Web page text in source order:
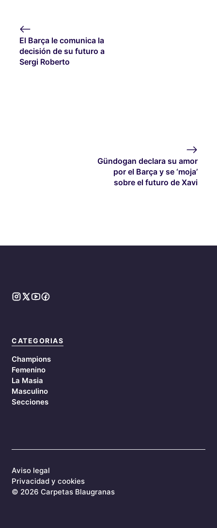
El Barça le comunica la
decisión de su futuro a
Sergi Roberto
Gündogan declara su amor
por el Barça y se ‘moja’
sobre el futuro de Xavi
CATEGORIAS
Champions
Femenino
La Masia
Masculino
Secciones
© 2026 Carpetas Blaugranas
Aviso legal
Privacidad y cookies